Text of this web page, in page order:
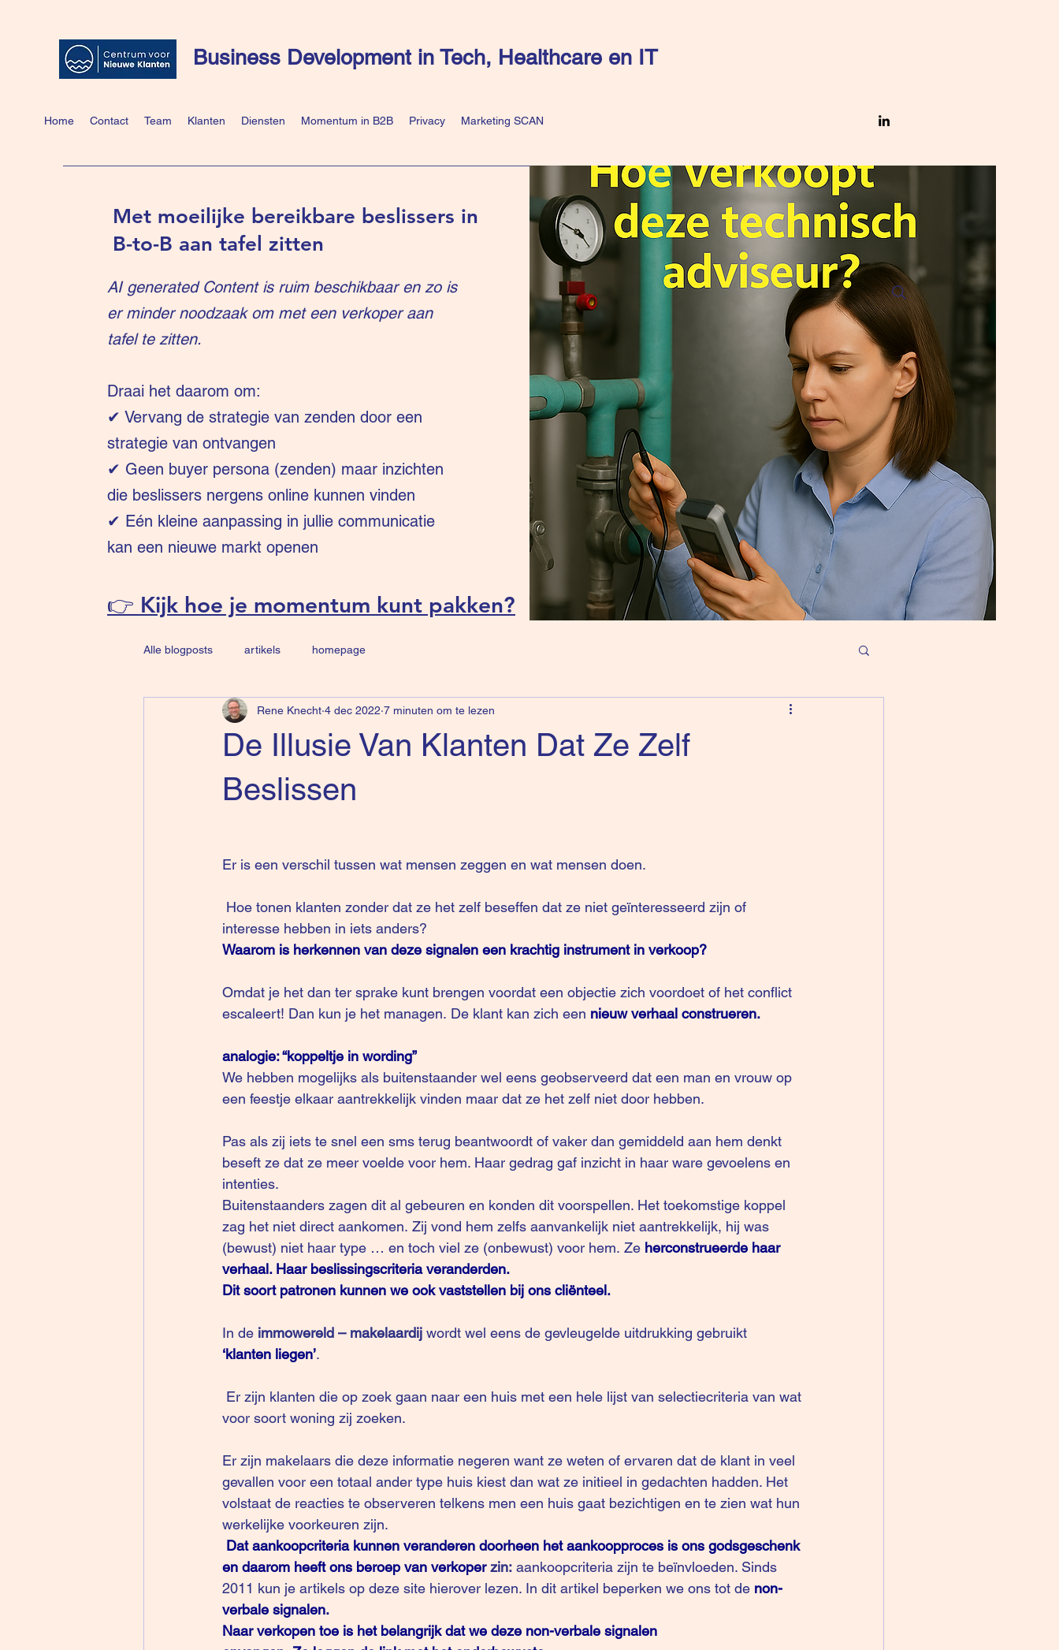
Business Development in Tech, Healthcare en IT
Home Contact Team Klanten Diensten Momentum in B2B Privacy Marketing SCAN
Met moeilijke bereikbare beslissers in
B-to-B aan tafel zitten
AI generated Content is ruim beschikbaar en zo is
er minder noodzaak om met een verkoper aan
tafel te zitten.
Draai het daarom om:
✔ Vervang de strategie van zenden door een
strategie van ontvangen
✔ Geen buyer persona (zenden) maar inzichten
die beslissers nergens online kunnen vinden
✔ Eén kleine aanpassing in jullie communicatie
kan een nieuwe markt openen
👉 Kijk hoe je momentum kunt pakken?
Alle blogposts artikels homepage
De Illusie Van Klanten Dat Ze Zelf
Beslissen
Rene Knecht 4 dec 2022 7 minuten om te lezen
Er is een verschil tussen wat mensen zeggen en wat mensen doen.
interesse hebben in iets anders?
Waarom is herkennen van deze signalen een krachtig instrument in verkoop?
Omdat je het dan ter sprake kunt brengen voordat een objectie zich voordoet of het conflict
escaleert! Dan kun je het managen. De klant kan zich een nieuw verhaal construeren.
analogie: “koppeltje in wording”
We hebben mogelijks als buitenstaander wel eens geobserveerd dat een man en vrouw op
een feestje elkaar aantrekkelijk vinden maar dat ze het zelf niet door hebben.
Pas als zij iets te snel een sms terug beantwoordt of vaker dan gemiddeld aan hem denkt
beseft ze dat ze meer voelde voor hem. Haar gedrag gaf inzicht in haar ware gevoelens en
intenties.
Buitenstaanders zagen dit al gebeuren en konden dit voorspellen. Het toekomstige koppel
zag het niet direct aankomen. Zij vond hem zelfs aanvankelijk niet aantrekkelijk, hij was
(bewust) niet haar type … en toch viel ze (onbewust) voor hem. Ze herconstrueerde haar
verhaal. Haar beslissingscriteria veranderden.
Dit soort patronen kunnen we ook vaststellen bij ons cliënteel.
In de immowereld – makelaardij wordt wel eens de gevleugelde uitdrukking gebruikt
‘klanten liegen’.
voor soort woning zij zoeken.
Er zijn makelaars die deze informatie negeren want ze weten of ervaren dat de klant in veel
gevallen voor een totaal ander type huis kiest dan wat ze initieel in gedachten hadden. Het
volstaat de reacties te observeren telkens men een huis gaat bezichtigen en te zien wat hun
werkelijke voorkeuren zijn.
Dat aankoopcriteria kunnen veranderen doorheen het aankoopproces is ons godsgeschenk
en daarom heeft ons beroep van verkoper zin: aankoopcriteria zijn te beïnvloeden. Sinds
2011 kun je artikels op deze site hierover lezen. In dit artikel beperken we ons tot de non-
verbale signalen.
Naar verkopen toe is het belangrijk dat we deze non-verbale signalen